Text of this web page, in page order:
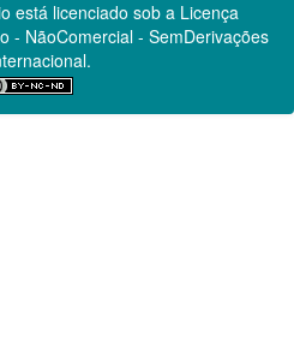
está licenciado sob a Licença
- NãoComercial - SemDerivações